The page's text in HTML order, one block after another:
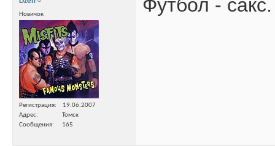
Новичок
Регистрация
19.06.2007
Адрес
Томск
Сообщения
165
Футбол -